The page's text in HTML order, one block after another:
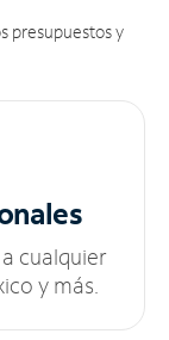
presupuestos y
cualquier
y más.